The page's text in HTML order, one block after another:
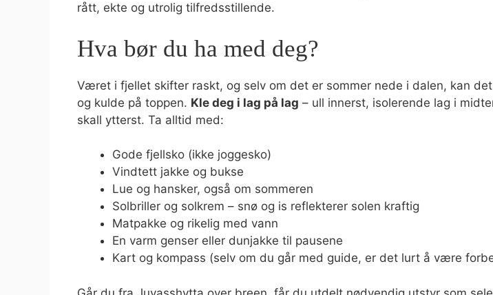
rått, ekte og utrolig tilfredsstillende.
Hva bør du ha med deg?
Været i fjellet skifter raskt, og selv om det er sommer nede i dalen, kan
og kulde på toppen. Kle deg i lag på lag – ull innerst, isolerende lag i
skall ytterst. Ta alltid med:
Gode fjellsko (ikke joggesko)
Vindtett jakke og bukse
Lue og hansker, også om sommeren
Solbriller og solkrem – snø og is reflekterer solen kraftig
Matpakke og rikelig med vann
En varm genser eller dunjakke til pausene
Kart og kompass (selv om du går med guide, er det lurt å være